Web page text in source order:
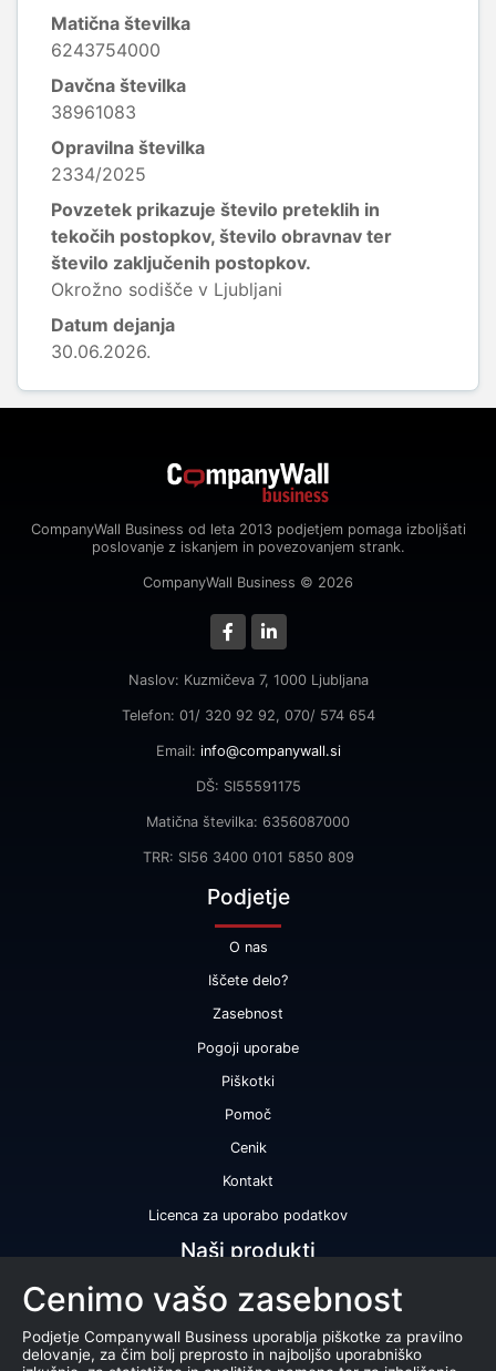
Matična številka
6243754000
Davčna številka
38961083
Opravilna številka
2334/2025
Povzetek prikazuje število preteklih in
tekočih postopkov, število obravnav ter
število zaključenih postopkov.
Okrožno sodišče v Ljubljani
Datum dejanja
30.06.2026.
CompanyWall Business od leta 2013 podjetjem pomaga izboljšati
poslovanje z iskanjem in povezovanjem strank.
CompanyWall Business © 2026
Naslov: Kuzmičeva 7, 1000 Ljubljana
Telefon: 01/ 320 92 92, 070/ 574 654
Email: info@companywall.si
DŠ: SI55591175
Matična številka: 6356087000
TRR: SI56 3400 0101 5850 809
Podjetje
O nas
Iščete delo?
Zasebnost
Pogoji uporabe
Piškotki
Pomoč
Cenik
Kontakt
Licenca za uporabo podatkov
Naši produkti
Bonitetna ocena
Bonitetno poročilo
Certifikat bonitetne odličnosti
Cenimo vašo zasebnost
Podjetje Companywall Business uporablja piškotke za pravilno
delovanje, za čim bolj preprosto in najboljšo uporabniško